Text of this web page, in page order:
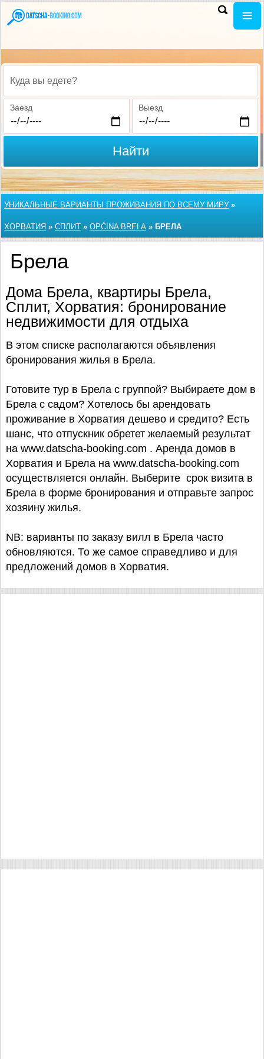
Куда вы едете?
Заезд Выезд
Найти
УНИКАЛЬНЫЕ ВАРИАНТЫ ПРОЖИВАНИЯ ПО ВСЕМУ МИРУ»
ХОРВАТИЯ » СПЛИТ » OPĆINA BRELA » БРЕЛА
Брела
Дома Брела, квартиры Брела,
Сплит, Хорватия: бронирование
недвижимости для отдыха
В этом списке располагаются объявления
бронирования жилья в Брела.
Готовите тур в Брела с группой? Выбираете дом в
Брела с садом? Хотелось бы арендовать
проживание в Хорватия дешево и средито? Есть
шанс, что отпускник обретет желаемый результат
на www.datscha-booking.com . Аренда домов в
Хорватия и Брела на www.datscha-booking.com
осуществляется онлайн. Выберите срок визита в
Брела в форме бронирования и отправьте запрос
хозяину жилья.
NB: варианты по заказу вилл в Брела часто
обновляются. То же самое справедливо и для
предложений домов в Хорватия.